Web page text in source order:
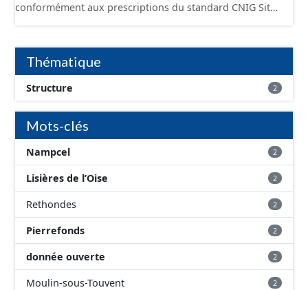
conformément aux prescriptions du standard CNIG Sites
Thématique
Structure 2
Mots-clés
Nampcel 2
Lisières de l’Oise 2
Rethondes 2
Pierrefonds 2
donnée ouverte 2
Moulin-sous-Touvent 2